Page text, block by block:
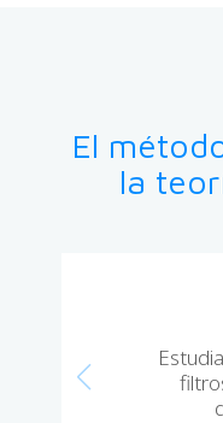
El
la